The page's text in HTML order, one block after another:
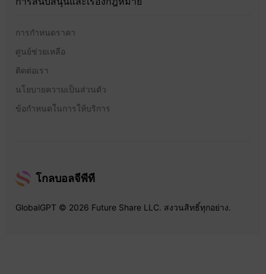
การกำหนดราคา
ศูนย์ช่วยเหลือ
ติดต่อเรา
นโยบายความเป็นส่วนตัว
ข้อกำหนดในการให้บริการ
โกลบอลจีพีที
GlobalGPT © 2026 Future Share LLC. สงวนสิทธิ์ทุกอย่าง.